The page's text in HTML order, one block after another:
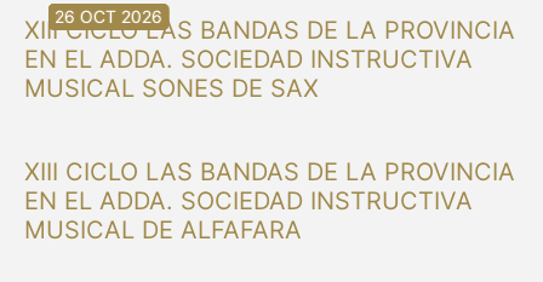
XIII CICLO LAS BANDAS DE LA PROVINCIA
EN EL ADDA. SOCIEDAD INSTRUCTIVA
MUSICAL SONES DE SAX
30 AUG 2026
XIII CICLO LAS BANDAS DE LA PROVINCIA
EN EL ADDA. SOCIEDAD INSTRUCTIVA
MUSICAL DE ALFAFARA
30 AUG 2026
13 SEP 2026
20 SEP 2026
20 SEP 2026
26 SEP 2026
03 OCT 2026
16 OCT 2026
26 OCT 2026